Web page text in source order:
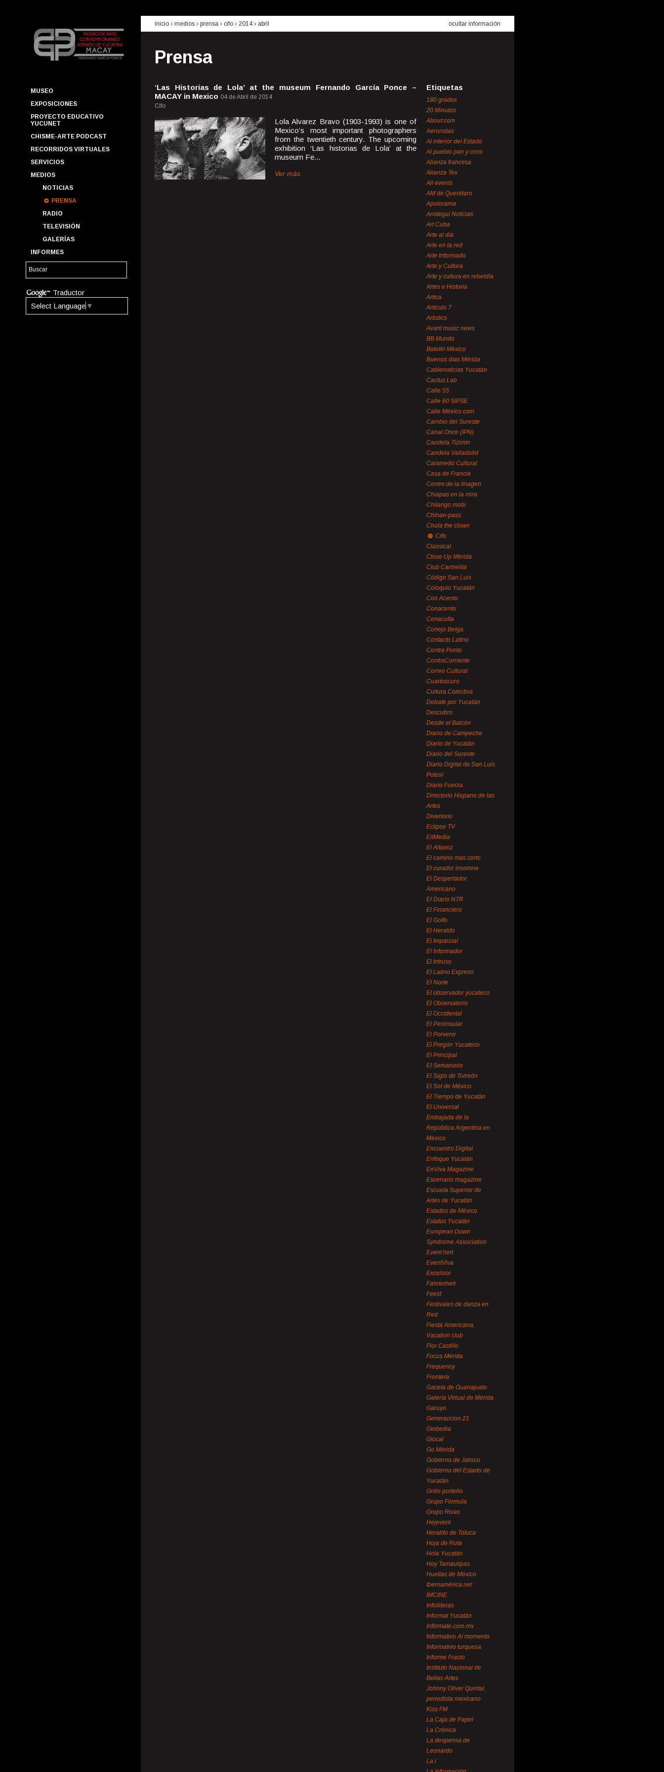
MUSEO
EXPOSICIONES
PROYECTO EDUCATIVO
YUCUNET
CHISME-ARTE PODCAST
RECORRIDOS VIRTUALES
SERVICIOS
MEDIOS
NOTICIAS
PRENSA
RADIO
TELEVISIÓN
GALERÍAS
INFORMES
Traductor
Select Language ▼
inicio › medios › prensa › cifo › 2014› abril ocultar información
Prensa
‘Las Historias de Lola’ at the museum Fernando García Ponce –
MACAY in Mexico 04 de Abril de 2014
Cifo
Lola Alvarez Bravo (1903-1993) is one of
Mexico’s most important photographers
from the twentieth century. The upcoming
exhibition ‘Las historias de Lola’ at the
museum Fe...
Ver más
Etiquetas
180 grados
20 Minutos
About.com
Aeronotas
Al interior del Estado
Al pueblo pan y circo
Alianza francesa
Alianza Tex
All events
AM de Querétaro
Apolorama
Aristegui Noticias
Art Cuba
Arte al día
Arte en la red
Arte Informado
Arte y Cultura
Arte y cultura en rebeldía
Artes e Historia
Artica
Artículo 7
Artistics
Avant music news
BB Mundo
Boletín México
Buenos días Mérida
Cablenoticias Yucatán
Cactus Lab
Calle 55
Calle 60 SIPSE
Calle México.com
Cambio del Sureste
Canal Once (IPN)
Candela Tizimín
Candela Valladolid
Caramello Cultural
Casa de Francia
Centro de la Imagen
Chiapas en la mira
Chilango.mobi
Chinan-pass
Chula the clown
Cifo
Classical
Close Up Mérida
Club Carmelita
Código San Luis
Coloquio Yucatán
Con Acento
Conacento
Conaculta
Conejo Belga
Contacto Latino
Contra Punto
ContraCorriente
Correo Cultural
Cuartoscuro
Cultura Colectiva
Debate por Yucatán
Descubro
Desde el Balcón
Diario de Campeche
Diario de Yucatán
Diario del Sureste
Diario Digital de San Luis
Potosí
Diario Fuerza
Directorio Hispano de las
Artes
Divertorio
Eclipse TV
EitMedia
El Altavoz
El camino más corto
El curador insomne
El Despertador
Americano
El Diario NTR
El Financiero
El Golfo
El Heraldo
El Imparcial
El Informador
El Intruso
El Latino Expreso
El Norte
El observador yucateco
El Observatorio
El Occidental
El Peninsular
El Porvenir
El Pregón Yucateco
El Principal
El Semanario
El Siglo de Torreón
El Sol de México
El Tiempo de Yucatán
El Universal
Embajada de la
República Argentina en
México
Encuentro Digital
Enfoque Yucatán
EnViva Magazine
Escenario magazine
Escuela Superior de
Artes de Yucatán
Estados de México
Estatus Yucatán
European Down
Syndrome Association
Event hint
EventViva
Excelsior
Fahrenheit
Feest
Festivales de danza en
Red
Fiesta Americana,
Vacation club
Flor Castillo
Focus Mérida
Frequency
Frontera
Gaceta de Guanajuato
Galería Virtual de Mérida
Garuyo
Generaccion 21
Globedia
Glocal
Go Mérida
Gobierno de Jalisco
Gobierno del Estado de
Yucatán
Grillo porteño
Grupo Fórmula
Grupo Rivas
Hejevent
Heraldo de Toluca
Hoja de Ruta
Hola Yucatán
Hoy Tamaulipas
Huellas de México
Iberoamérica.net
IMCINE
Infolliteras
Informat Yucatán
Infórmate.com.mx
Informativo Al momento
Informativo turquesa
Informe Fracto
Instituto Nacional de
Bellas Artes
Johnny Oliver Quintal,
periodista mexicano
Kiss FM
La Caja de Papel
La Crónica
La despensa de
Leonardo
La i